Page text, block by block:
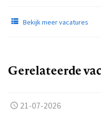
Bekijk meer vacatures
Gerelateerde
21-07-2026